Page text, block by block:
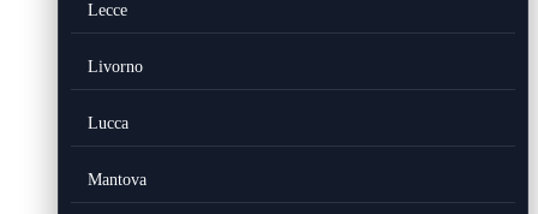
Lecce
Livorno
Lucca
Mantova